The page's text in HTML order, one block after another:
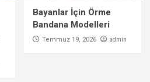
Bayanlar İçin Örme
Bandana Modelleri
Temmuz 19, 2026 admin